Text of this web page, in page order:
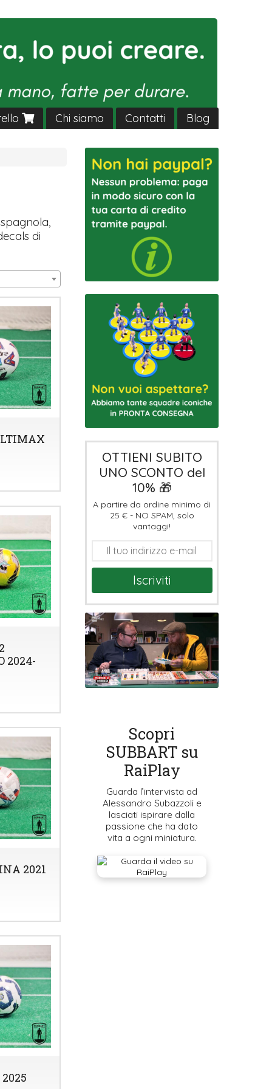
Chi siamo Contatti Blog
di
2024-
2021
OTTIENI SUBITO
UNO SCONTO del
10% 🎁
A partire da ordine minimo di
25 € - NO SPAM, solo
vantaggi!
Iscriviti
Scopri
SUBBART su
RaiPlay
Guarda l’intervista ad
Alessandro Subazzoli e
lasciati ispirare dalla
passione che ha dato
vita a ogni miniatura.